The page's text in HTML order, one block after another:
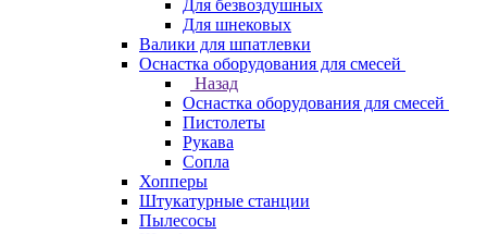
Для безвоздушных
Для шнековых
Валики для шпатлевки
Оснастка оборудования для смесей
Назад
Оснастка оборудования для смесей
Пистолеты
Рукава
Сопла
Хопперы
Штукатурные станции
Пылесосы